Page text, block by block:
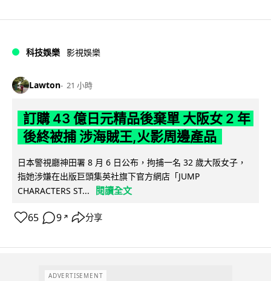
科技娛樂 影視娛樂
Lawton 21 小時
訂購 43 億日元精品後棄單 大阪女 2 年
後終被捕 涉海賊王,火影周邊產品
日本警視廳神田署 8 月 6 日公布，拘捕一名 32 歲大阪女子，
指她涉嫌在出版巨頭集英社旗下官方網店「JUMP
CHARACTERS ST...
閱讀全文
65 9 ↗ 分享
ADVERTISEMENT